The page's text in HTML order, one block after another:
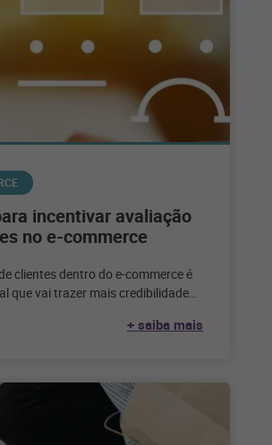
incentivar avaliação
no e-commerce
clientes dentro do e-commerce é
que vai trazer mais credibilidade
+ saiba mais